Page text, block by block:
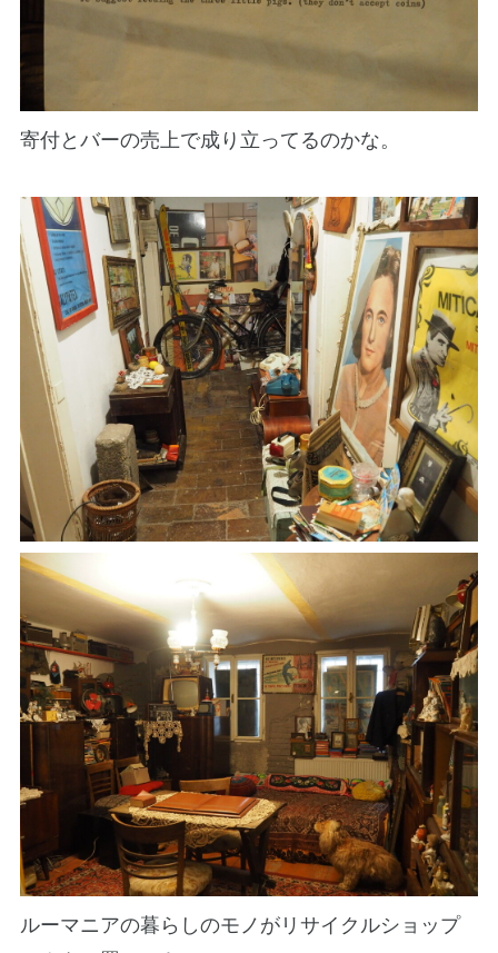
寄付とバーの売上で成り立ってるのかな。
ルーマニアの暮らしのモノがリサイクルショップ